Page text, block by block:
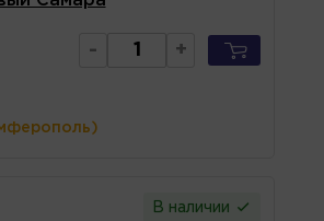
- +
В наличии